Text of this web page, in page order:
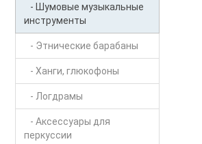
- Шумовые музыкальные
инструменты
- Этнические барабаны
- Ханги, глюкофоны
- Логдрамы
- Аксессуары для
перкуссии